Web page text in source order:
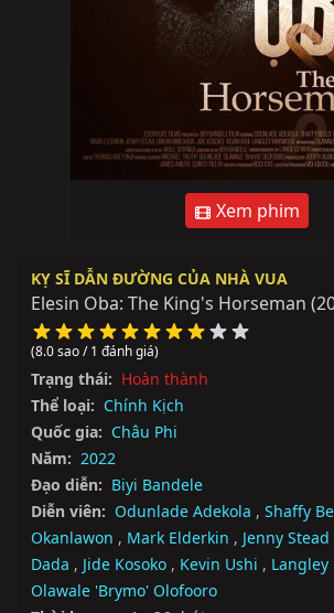
Xem phim
KỴ SĨ DẪN ĐƯỜNG CỦA NHÀ VUA
Elesin Oba: The King's Horseman
(8.0 sao / 1 đánh giá)
Trạng thái: Hoàn thành
Thể loại: Chính Kịch
Quốc gia: Châu Phi
Năm: 2022
Đạo diễn: Biyi Bandele
Diễn viên: Odunlade Adekola , Shaffy
Okanlawon , Mark Elderkin , Jenny Stead
Dada , Jide Kosoko , Kevin Ushi , Langley
Olawale 'Brymo' Olofooro